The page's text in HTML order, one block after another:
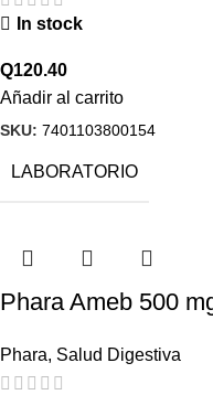
In stock
Q120.40
Añadir al carrito
SKU: 7401103800154
LABORATORIO
Phara Ameb 500
Phara, Salud Digestiva